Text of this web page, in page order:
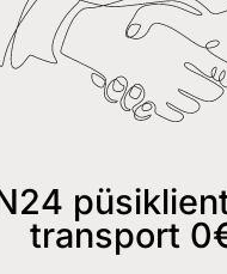
transport